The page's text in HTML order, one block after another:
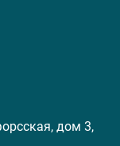
дом 3,